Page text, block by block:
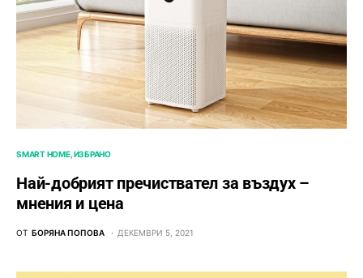
SMART HOME ИЗБРАНО
Най-добрият пречиствател за въздух –
мнения и цена
ОТ БОРЯНА ПОПОВА ДЕКЕМВРИ 5, 2021